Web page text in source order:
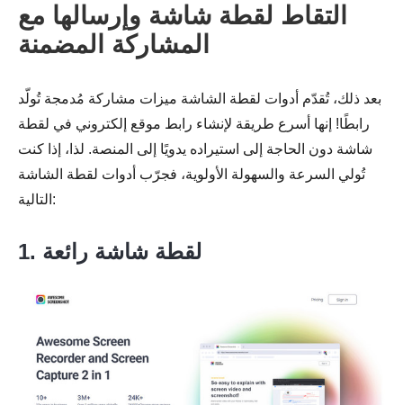
التقاط لقطة شاشة وإرسالها مع
المشاركة المضمنة
بعد ذلك، تُقدّم أدوات لقطة الشاشة ميزات مشاركة مُدمجة تُولّد
رابطًا! إنها أسرع طريقة لإنشاء رابط موقع إلكتروني في لقطة
شاشة دون الحاجة إلى استيراده يدويًا إلى المنصة. لذا، إذا كنت
تُولي السرعة والسهولة الأولوية، فجرّب أدوات لقطة الشاشة
التالية:
1. لقطة شاشة رائعة